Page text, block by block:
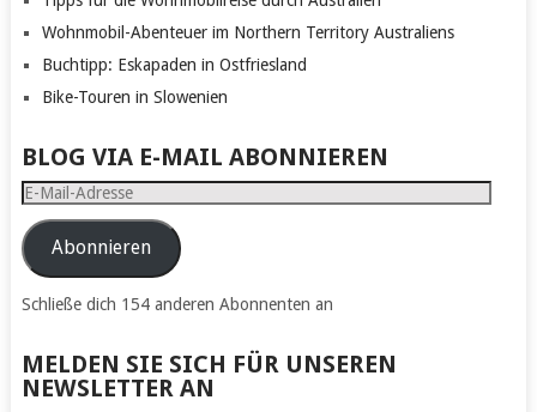
Wohnmobil-Abenteuer im Northern Territory Australiens
Buchtipp: Eskapaden in Ostfriesland
Bike-Touren in Slowenien
BLOG VIA E-MAIL ABONNIEREN
E-
Mail-
AdresseAbonnieren
Schließe dich 154 anderen Abonnenten an
MELDEN SIE SICH FÜR UNSEREN
NEWSLETTER AN